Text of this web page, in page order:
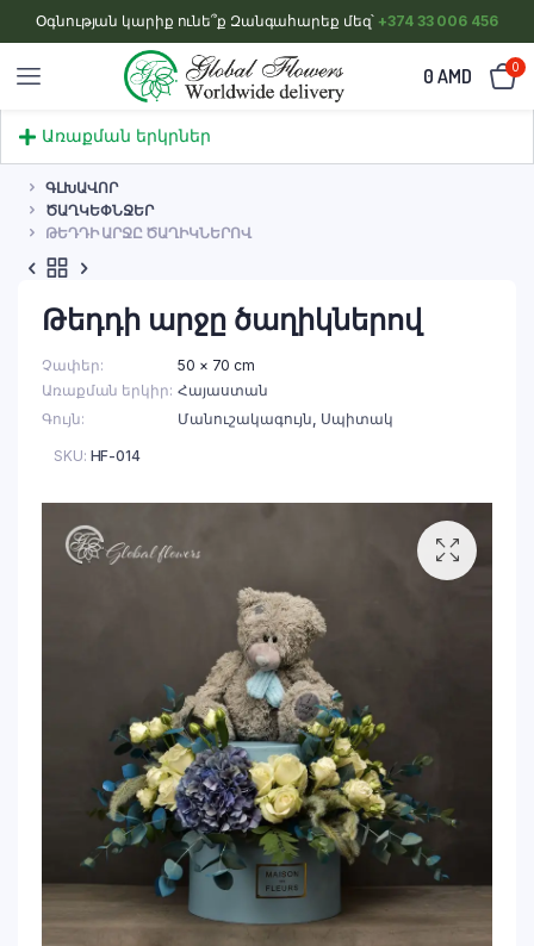
Օգնության կարիք ունե՞ք Զանգահարեք մեզ՝ +374 33 006 456
0 AMD 0
Առաքման երկրներ
ԳԼԽԱՎՈՐ
ԾԱՂԿԵՓՆՋԵՐ
ԹԵԴԴԻ ԱՐՋԸ ԾԱՂԻԿՆԵՐՈՎ
Թեդդի արջը ծաղիկներով
Չափեր
50 × 70 cm
Առաքման երկիր Հայաստան
Գույն
Մանուշակագույն, Սպիտակ
SKU: HF-014